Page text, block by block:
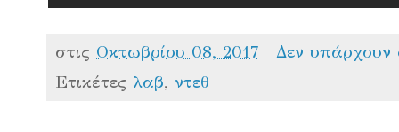
στις Οκτωβρίου 08, 2017
Δεν υπάρχουν
Ετικέτες λαβ, ντεθ